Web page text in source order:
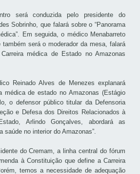
será conduzida pelo presidente do
Sobrinho, que falará sobre o “Panorama
Em seguida, o médico Menabarreto
também será o moderador da mesa, falará
médica de Estado no Amazonas
Reinado Alves de Menezes explanará
médica de estado no Amazonas (Estágio
o defensor público titular da Defensoria
e Defesa dos Direitos Relacionados à
Arlindo Gonçalves, abordará as
saúde no interior do Amazonas”.
do Cremam, a linha central do fórum
à Constituição que define a Carreira
temos a necessidade de adequação